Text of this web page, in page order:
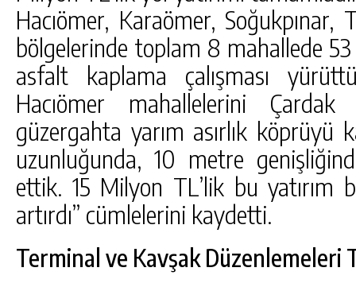
Hacıömer, Karaömer,
bölgelerinde toplam 8 mahallede
asfalt kaplama çalışması
Hacıömer mahallelerini
güzergahta yarım asırlık
uzunluğunda, 10 metre
ettik. 15 Milyon TL’lik bu yatırım
artırdı” cümlelerini kaydetti.
Terminal ve Kavşak Düzenlemeleri